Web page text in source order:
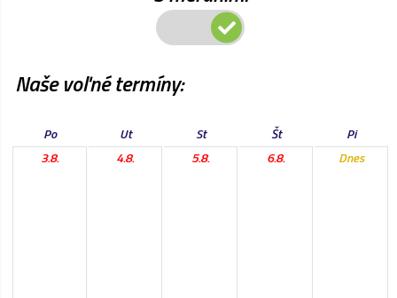
Naše voľné termíny:
Po Ut St Št
Pi
3.8.
4.8. 5.8. 6.8. Dnes